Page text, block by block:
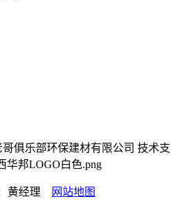
哥俱乐部环保建材有限公司 技术支
黄经理 网站地图